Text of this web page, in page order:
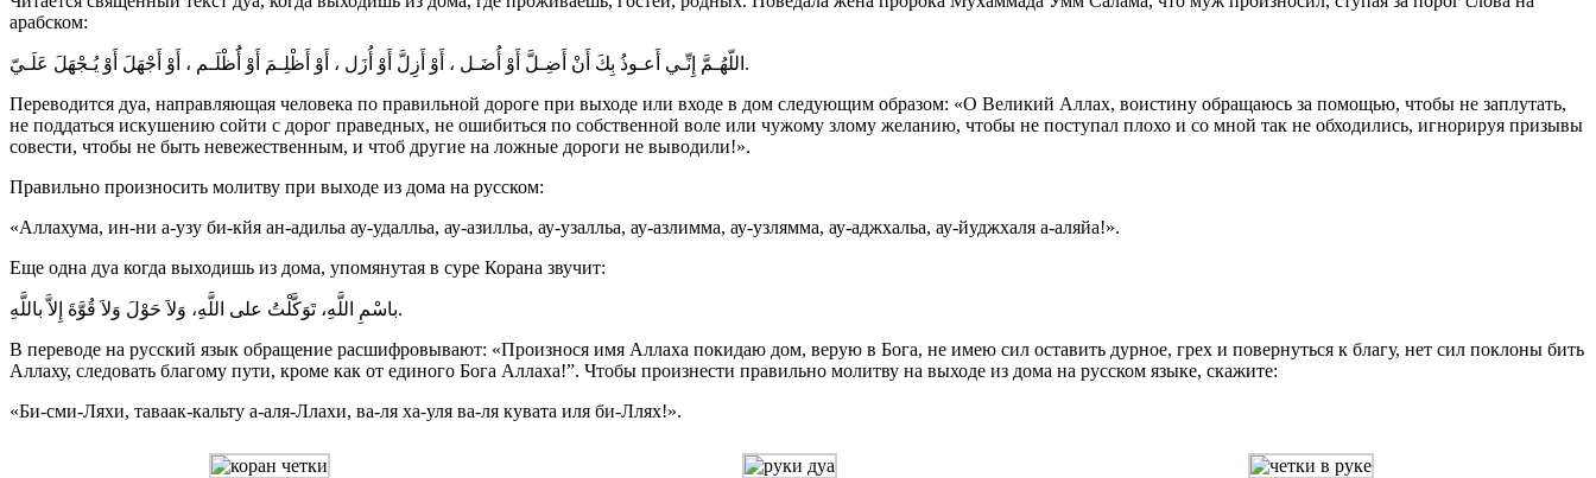
арабском:
اللّهُـمَّ إِنِّـي أَعـوذُ بِكَ أَنْ أَضِـلَّ أَوْ أُضَـل ، أَوْ أَزِلَّ أَوْ أُزَل ، أَوْ أَظْلِـمَ أَوْ أَُظْلَـم ، أَوْ أَجْهَلَ أَوْ يُـجْهَلَ عَلَـيّ.
Переводится дуа, направляющая человека по правильной дороге при выходе или входе в дом следующим образом: «О Великий Аллах, воистину обращаюсь за помощью, чтобы не заплутать,
не поддаться искушению сойти с дорог праведных, не ошибиться по собственной воле или чужому злому желанию, чтобы не поступал плохо и со мной так не обходились, игнорируя призывы
совести, чтобы не быть невежественным, и чтоб другие на ложные дороги не выводили!».
Правильно произносить молитву при выходе из дома на русском:
«Аллахума, ин-ни а-узу би-кйя ан-адильа ау-удалльа, ау-азилльа, ау-узалльа, ау-азлимма, ау-узлямма, ау-аджхальа, ау-йуджхаля а-аляйа!».
Еще одна дуа когда выходишь из дома, упомянутая в суре Корана звучит:
باسْمِ اللَّهِ، تَوَكَّلْتُ على اللَّهِ، وَلاَ حَوْلَ وَلاَ قُوَّةَ إِلاَّ باللَّهِ.
В переводе на русский язык обращение расшифровывают: «Произнося имя Аллаха покидаю дом, верую в Бога, не имею сил оставить дурное, грех и повернуться к благу, нет сил поклоны бить
Аллаху, следовать благому пути, кроме как от единого Бога Аллаха!”. Чтобы произнести правильно молитву на выходе из дома на русском языке, скажите:
«Би-сми-Ляхи, таваак-кальту а-аля-Ллахи, ва-ля ха-уля ва-ля кувата иля би-Ллях!».